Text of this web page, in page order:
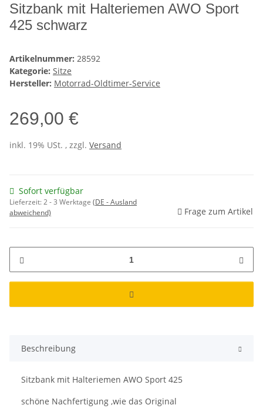
Sitzbank mit Halteriemen AWO Sport
425 schwarz
Artikelnummer: 28592
Kategorie: Sitze
Hersteller: Motorrad-Oldtimer-Service
269,00 €
inkl. 19% USt. , zzgl. Versand
Sofort verfügbar
Lieferzeit:2 - 3 Werktage (DE - Ausland
abweichend)
Frage zum Artikel
Beschreibung
Sitzbank mit Halteriemen AWO Sport 425
schöne Nachfertigung ,wie das Original